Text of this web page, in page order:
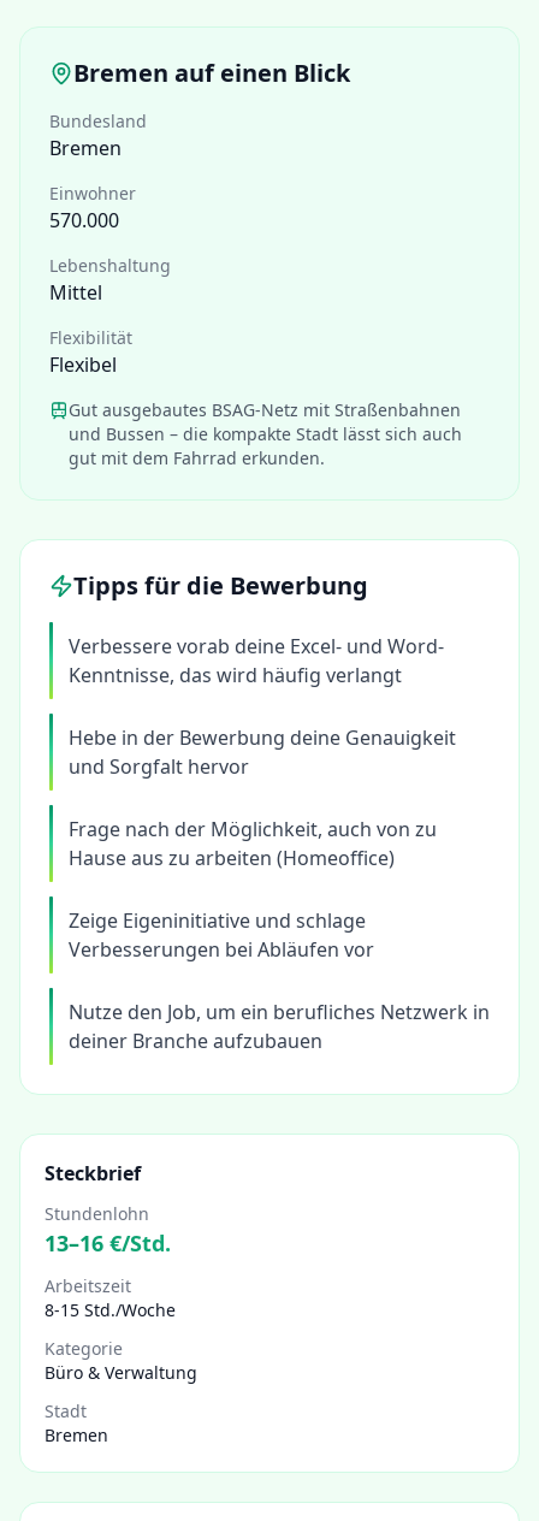
Bremen auf einen Blick
Bundesland
Bremen
Einwohner
570.000
Lebenshaltung
Mittel
Flexibilität
Flexibel
Gut ausgebautes BSAG-Netz mit Straßenbahnen
und Bussen – die kompakte Stadt lässt sich auch
gut mit dem Fahrrad erkunden.
Tipps für die Bewerbung
Verbessere vorab deine Excel- und Word-
Kenntnisse, das wird häufig verlangt
Hebe in der Bewerbung deine Genauigkeit
und Sorgfalt hervor
Frage nach der Möglichkeit, auch von zu
Hause aus zu arbeiten (Homeoffice)
Zeige Eigeninitiative und schlage
Verbesserungen bei Abläufen vor
Nutze den Job, um ein berufliches Netzwerk in
deiner Branche aufzubauen
Steckbrief
Stundenlohn
13–16 €/Std.
Arbeitszeit
8-15 Std./Woche
Kategorie
Büro & Verwaltung
Stadt
Bremen